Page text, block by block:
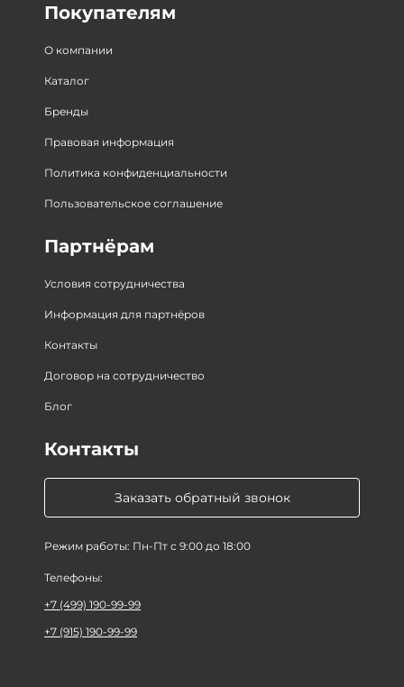
Покупателям
О компании
Каталог
Бренды
Правовая информация
Политика конфиденциальности
Пользовательское соглашение
Партнёрам
Условия сотрудничества
Информация для партнёров
Контакты
Договор на сотрудничество
Блог
Заказать обратный звонок
Режим работы: Пн-Пт с 9:00 до 18:00
Контакты
Телефоны:
+7 (499) 190-99-99
+7 (915) 190-99-99